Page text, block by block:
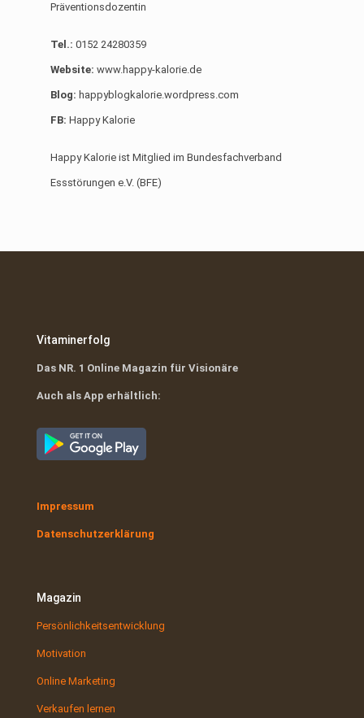
Präventionsdozentin
Tel.: 0152 24280359
Website: www.happy-kalorie.de
Blog: happyblogkalorie.wordpress.com
FB: Happy Kalorie
Happy Kalorie ist Mitglied im Bundesfachverband
Essstörungen e.V. (BFE)
Vitaminerfolg
Das NR. 1 Online Magazin für Visionäre
Auch als App erhältlich:
Impressum
Datenschutzerklärung
Magazin
Persönlichkeitsentwicklung
Motivation
Online Marketing
Verkaufen lernen